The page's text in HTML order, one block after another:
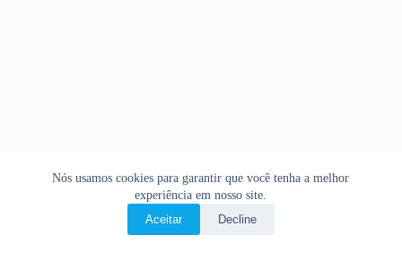
Nós usamos cookies para garantir que você tenha a melhor
experiência em nosso site.
Aceitar
Decline
Copyright © 2026 • O Livro Sagrado • Bíblia Online •